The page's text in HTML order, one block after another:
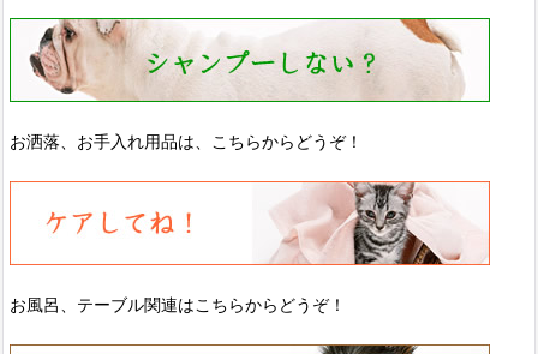
お洒落、お手入れ用品は、こちらからどうぞ！
お風呂、テーブル関連はこちらからどうぞ！